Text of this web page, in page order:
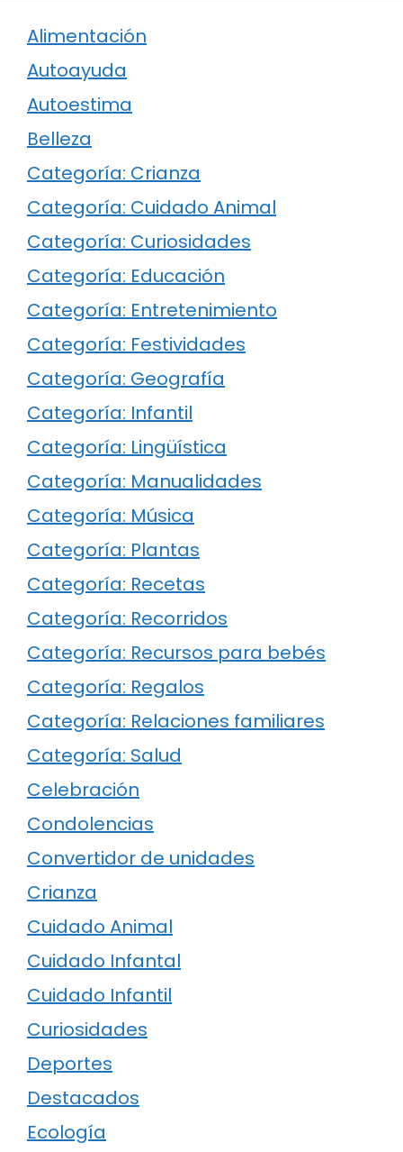
Alimentación
Autoayuda
Autoestima
Belleza
Categoría: Crianza
Categoría: Cuidado Animal
Categoría: Curiosidades
Categoría: Educación
Categoría: Entretenimiento
Categoría: Festividades
Categoría: Geografía
Categoría: Infantil
Categoría: Lingüística
Categoría: Manualidades
Categoría: Música
Categoría: Plantas
Categoría: Recetas
Categoría: Recorridos
Categoría: Recursos para bebés
Categoría: Regalos
Categoría: Relaciones familiares
Categoría: Salud
Celebración
Condolencias
Convertidor de unidades
Crianza
Cuidado Animal
Cuidado Infantal
Cuidado Infantil
Curiosidades
Deportes
Destacados
Ecología